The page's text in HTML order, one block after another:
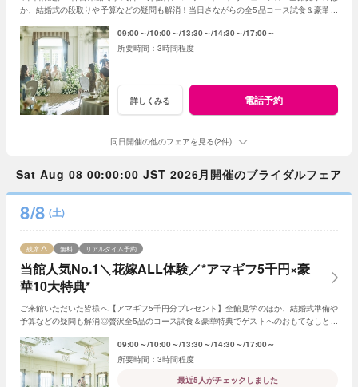
か、結婚式の段取りや予算などの疑問も解消！当日さながらの全5品コース試食＆豪華特
09:00～ 10:00～ 13:30～ 14:30～ 17:00～
3時間程度
詳しくみる 電話予約
同日開催の他のフェアを見る(2件)
Sat Aug 08 00:00:00 JST 2026月開催のブライダルフェア
8/8 (土)
当館人気No.1＼花嫁ALL体験／*アマギフ5千円×豪
華10大特典*
残席 無料 リアルタイム予約
ご来館いただいた皆様へ【アマギフ5千円分プレゼント】全館見学のほか、結婚式準備や
予算などの疑問も解消◎贅沢全5品のコース試食＆豪華特典でゲストへのおもてなしと憧
09:00～ 10:00～ 13:30～ 14:30～ 17:00～
3時間程度
最近5人がチェックしました